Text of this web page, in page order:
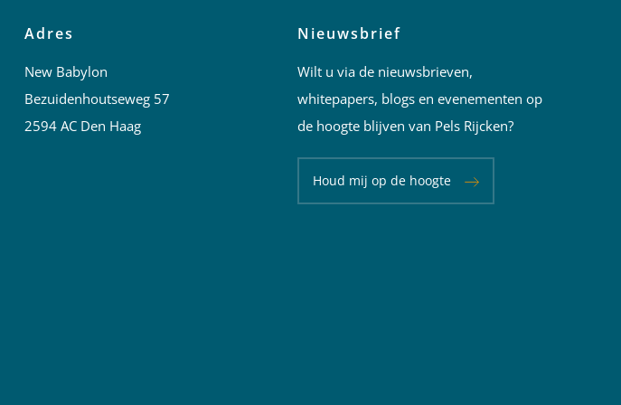
Adres
New Babylon
Bezuidenhoutseweg 57
2594 AC Den Haag
Nieuwsbrief
Wilt u via de nieuwsbrieven,
whitepapers, blogs en evenementen op
de hoogte blijven van Pels Rijcken?
Houd mij op de hoogte